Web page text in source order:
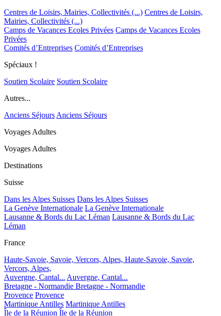
Centres de Loisirs, Mairies, Collectivités (...) Centres de Loisirs,
Mairies, Collectivités (...)
Camps de Vacances Ecoles Privées Camps de Vacances Ecoles
Privées
Comités d’Entreprises Comités d’Entreprises
Spéciaux !
Soutien Scolaire Soutien Scolaire
Autres...
Anciens Séjours Anciens Séjours
Voyages Adultes
Voyages Adultes
Destinations
Suisse
Dans les Alpes Suisses Dans les Alpes Suisses
La Genève Internationale La Genève Internationale
Lausanne & Bords du Lac Léman Lausanne & Bords du Lac
Léman
France
Haute-Savoie, Savoie, Vercors, Alpes, Haute-Savoie, Savoie,
Vercors, Alpes,
Auvergne, Cantal... Auvergne, Cantal...
Bretagne - Normandie Bretagne - Normandie
Provence Provence
Martinique Antilles Martinique Antilles
Île de la Réunion Île de la Réunion